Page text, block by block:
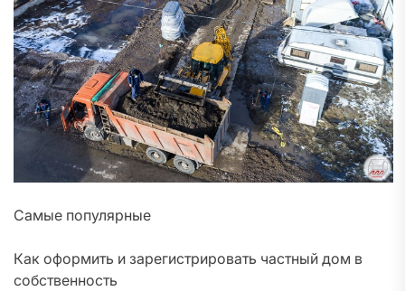
Самые популярные
Как оформить и зарегистрировать частный дом в
собственность